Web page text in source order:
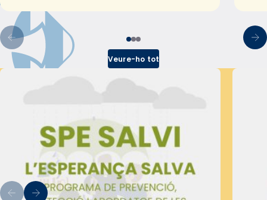
Veure-ho tot